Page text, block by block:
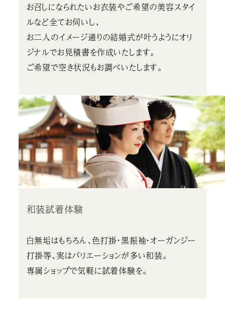
お召しになられたいお衣装やご希望の美容スタイ
ルなど全てお伺いし、
お二人のイメージ通りの結婚式が叶うようにオリ
ジナルでお見積書を作成いたします。
ご希望で空き状況もお調べいたします。
和装試着体験
白無垢はもちろん、色打掛・黒振袖・オーガンジー
打掛等、実はバリエーションが多い和装。
専属ショップで気軽に試着体験を。